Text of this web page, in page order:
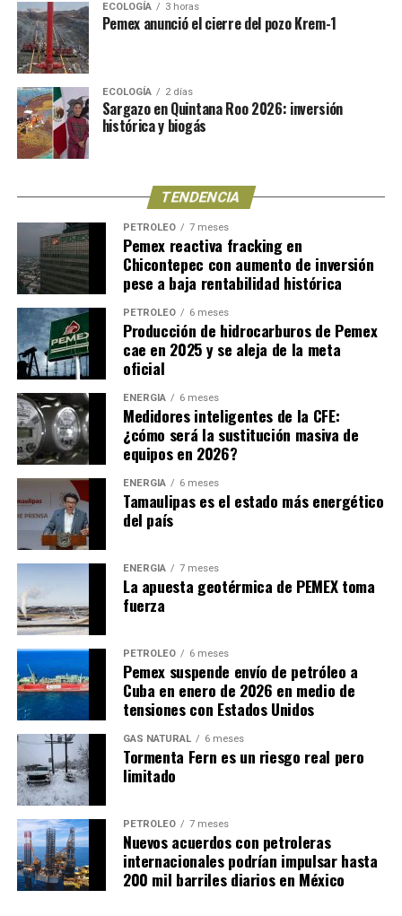
ECOLOGÍA 3 horas
Pemex anunció el cierre del pozo Krem-1
ECOLOGÍA 2 días
Sargazo en Quintana Roo 2026: inversión
histórica y biogás
TENDENCIA
PETRÓLEO 7 meses
Pemex reactiva fracking en
Chicontepec con aumento de inversión
pese a baja rentabilidad histórica
PETRÓLEO 6 meses
Producción de hidrocarburos de Pemex
cae en 2025 y se aleja de la meta
oficial
ENERGÍA 6 meses
Medidores inteligentes de la CFE:
¿cómo será la sustitución masiva de
equipos en 2026?
ENERGÍA 6 meses
Tamaulipas es el estado más energético
del país
ENERGÍA 7 meses
La apuesta geotérmica de PEMEX toma
fuerza
PETRÓLEO 6 meses
Pemex suspende envío de petróleo a
Cuba en enero de 2026 en medio de
tensiones con Estados Unidos
GAS NATURAL 6 meses
Tormenta Fern es un riesgo real pero
limitado
PETRÓLEO 7 meses
Nuevos acuerdos con petroleras
internacionales podrían impulsar hasta
200 mil barriles diarios en México